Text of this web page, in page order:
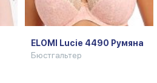
ELOMI Lucie 4490 Румяна
Бюстгальтер